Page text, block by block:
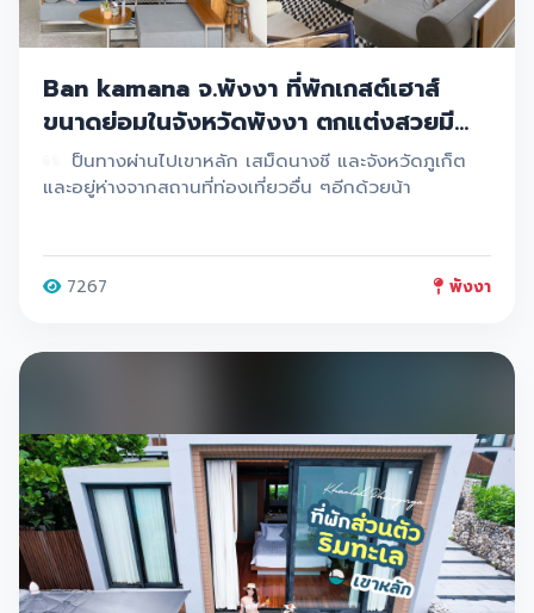
Ban kamana จ.พังงา ที่พักเกสต์เฮาส์
ขนาดย่อมในจังหวัดพังงา ตกแต่งสวยมี
สไตล์ไทย-จีน
ป็นทางผ่านไปเขาหลัก เสม็ดนางชี และจังหวัดภูเก็ต
และอยู่ห่างจากสถานที่ท่องเที่ยวอื่น ๆอีกด้วยน้า
7267 พังงา